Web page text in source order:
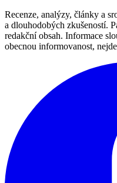
Recenze, analýzy, články a
a dlouhodobých zkušeností.
redakční obsah. Informace
obecnou informovanost,